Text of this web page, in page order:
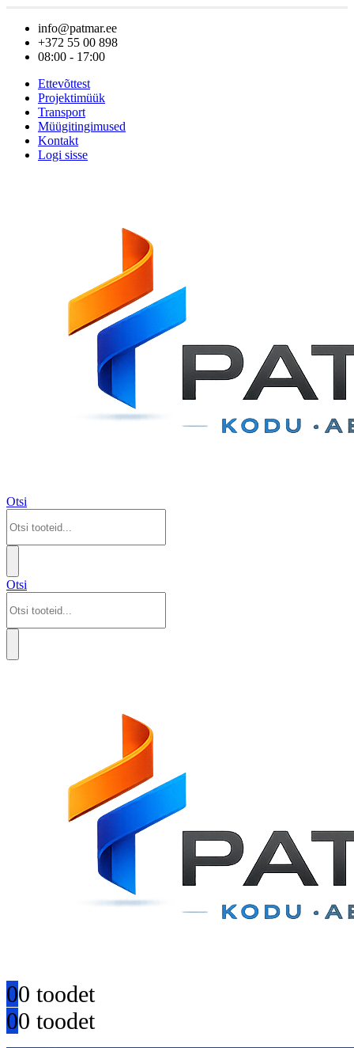
info@patmar.ee
+372 55 00 898
08:00 - 17:00
Ettevõttest
Projektimüük
Transport
Müügitingimused
Kontakt
Logi sisse
Otsi
Otsi
00 toodet
00 toodet